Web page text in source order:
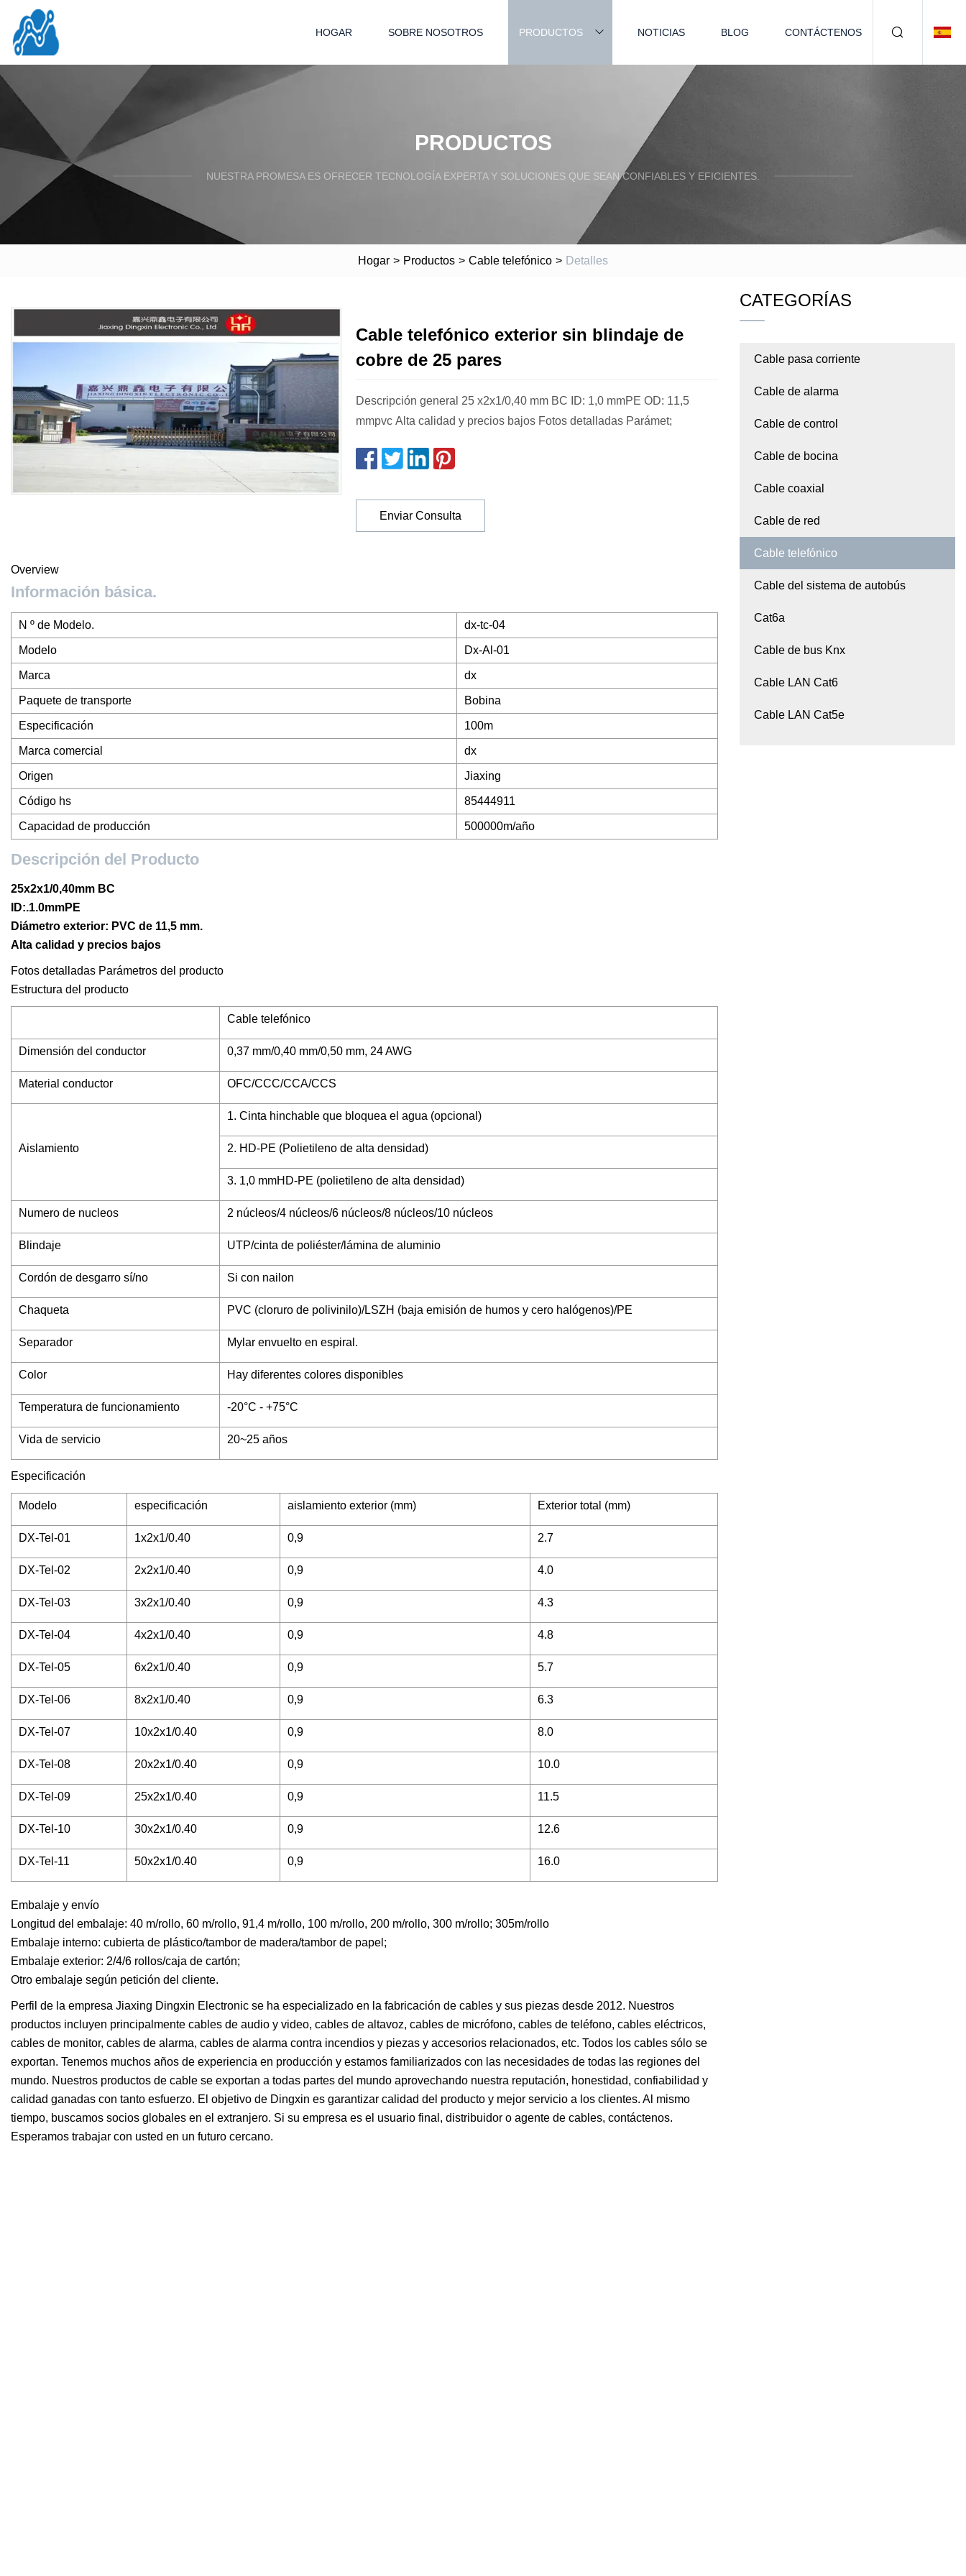
HOGAR SOBRE NOSOTROS PRODUCTOS NOTICIAS BLOG CONTÁCTENOS
PRODUCTOS
NUESTRA PROMESA ES OFRECER TECNOLOGÍA EXPERTA Y SOLUCIONES QUE SEAN CONFIABLES Y EFICIENTES.
Hogar > Productos > Cable telefónico > Detalles
Cable telefónico exterior sin blindaje de
cobre de 25 pares
Descripción general 25 x2x1/0,40 mm BC ID: 1,0 mmPE OD: 11,5
mmpvc Alta calidad y precios bajos Fotos detalladas Parámet;
Enviar Consulta
Overview
Información básica.
N º de Modelo. dx-tc-04
Modelo Dx-Al-01
Marca dx
Paquete de transporte Bobina
Especificación 100m
Marca comercial dx
Origen Jiaxing
Código hs 85444911
Capacidad de producción 500000m/año
Descripción del Producto
25x2x1/0,40mm BC
ID:.1.0mmPE
Diámetro exterior: PVC de 11,5 mm.
Alta calidad y precios bajos
Fotos detalladas Parámetros del producto
Estructura del producto
Cable telefónico
Dimensión del conductor 0,37 mm/0,40 mm/0,50 mm, 24 AWG
Material conductor OFC/CCC/CCA/CCS
Aislamiento
1. Cinta hinchable que bloquea el agua (opcional)
2. HD-PE (Polietileno de alta densidad)
3. 1,0 mmHD-PE (polietileno de alta densidad)
Numero de nucleos 2 núcleos/4 núcleos/6 núcleos/8 núcleos/10 núcleos
Blindaje UTP/cinta de poliéster/lámina de aluminio
Cordón de desgarro sí/no Si con nailon
Chaqueta PVC (cloruro de polivinilo)/LSZH (baja emisión de humos y cero halógenos)/PE
Separador Mylar envuelto en espiral.
Color Hay diferentes colores disponibles
Temperatura de funcionamiento -20°C - +75°C
Vida de servicio 20~25 años
Especificación
Modelo especificación aislamiento exterior (mm) Exterior total (mm)
DX-Tel-01 1x2x1/0.40 0,9 2.7
DX-Tel-02 2x2x1/0.40 0,9 4.0
DX-Tel-03 3x2x1/0.40 0,9 4.3
DX-Tel-04 4x2x1/0.40 0,9 4.8
DX-Tel-05 6x2x1/0.40 0,9 5.7
DX-Tel-06 8x2x1/0.40 0,9 6.3
DX-Tel-07 10x2x1/0.40 0,9 8.0
DX-Tel-08 20x2x1/0.40 0,9 10.0
DX-Tel-09 25x2x1/0.40 0,9 11.5
DX-Tel-10 30x2x1/0.40 0,9 12.6
DX-Tel-11 50x2x1/0.40 0,9 16.0
Embalaje y envío
Longitud del embalaje: 40 m/rollo, 60 m/rollo, 91,4 m/rollo, 100 m/rollo, 200 m/rollo, 300 m/rollo; 305m/rollo
Embalaje interno: cubierta de plástico/tambor de madera/tambor de papel;
Embalaje exterior: 2/4/6 rollos/caja de cartón;
Otro embalaje según petición del cliente.
Perfil de la empresa Jiaxing Dingxin Electronic se ha especializado en la fabricación de cables y sus piezas desde 2012. Nuestros
productos incluyen principalmente cables de audio y video, cables de altavoz, cables de micrófono, cables de teléfono, cables eléctricos,
cables de monitor, cables de alarma, cables de alarma contra incendios y piezas y accesorios relacionados, etc. Todos los cables sólo se
exportan. Tenemos muchos años de experiencia en producción y estamos familiarizados con las necesidades de todas las regiones del
mundo. Nuestros productos de cable se exportan a todas partes del mundo aprovechando nuestra reputación, honestidad, confiabilidad y
calidad ganadas con tanto esfuerzo. El objetivo de Dingxin es garantizar calidad del producto y mejor servicio a los clientes. Al mismo
tiempo, buscamos socios globales en el extranjero. Si su empresa es el usuario final, distribuidor o agente de cables, contáctenos.
Esperamos trabajar con usted en un futuro cercano.
CATEGORÍAS
Cable pasa corriente
Cable de alarma
Cable de control
Cable de bocina
Cable coaxial
Cable de red
Cable telefónico
Cable del sistema de autobús
Cat6a
Cable de bus Knx
Cable LAN Cat6
Cable LAN Cat5e